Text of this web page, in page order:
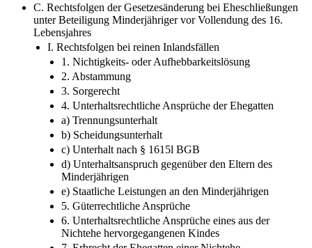
C. Rechtsfolgen der Gesetzesänderung bei Eheschließungen
unter Beteiligung Minderjähriger vor Vollendung des 16.
Lebensjahres
I. Rechtsfolgen bei reinen Inlandsfällen
1. Nichtigkeits- oder Aufhebbarkeitslösung
2. Abstammung
3. Sorgerecht
4. Unterhaltsrechtliche Ansprüche der Ehegatten
a) Trennungsunterhalt
b) Scheidungsunterhalt
c) Unterhalt nach § 1615l BGB
d) Unterhaltsanspruch gegenüber den Eltern des
Minderjährigen
e) Staatliche Leistungen an den Minderjährigen
5. Güterrechtliche Ansprüche
6. Unterhaltsrechtliche Ansprüche eines aus der
Nichtehe hervorgegangenen Kindes